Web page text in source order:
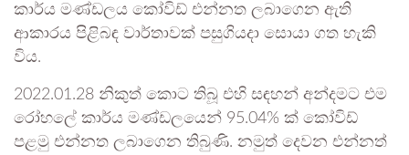
කාර්ය මණ්ඩලය කෝවිඩ් එන්නත ලබාගෙන ඇති
ආකාරය පිළිබඳ වාර්තාවක් පසුගියදා සොයා ගත හැකි
විය.
2022.01.28 නිකුත් කොට තිබූ එහි සඳහන් අන්දමට එම
රෝහලේ කාර්ය මණ්ඩලයෙන් 95.04% ක් කෝවිඩ්
පළමු එන්නත ලබාගෙන තිබුණි. නමුත් දෙවන එන්නත්